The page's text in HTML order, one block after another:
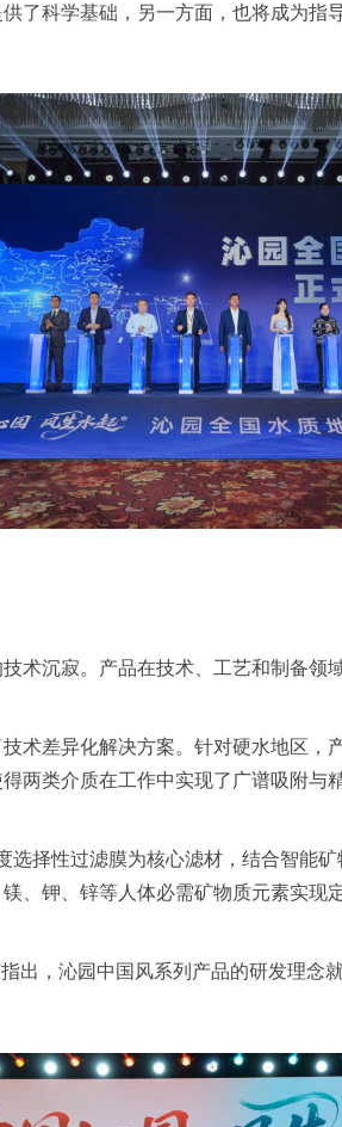
供了科学基础，另一方面，也将成为指
技术沉寂。产品在技术、工艺和制备领
技术差异化解决方案。针对硬水地区，
两类介质在工作中实现了广谱吸附
选择性过滤膜为核心滤材，结合智能
、钾 、锌等人体必需矿物质元素实现
出，沁园中国风系列产品的研发理念